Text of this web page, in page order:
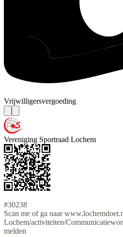
Vrijwilligersvergoeding
Vereniging Sportraad Lochem
#30238
Scan me of ga naar
Lochem/activiteiten/
melden